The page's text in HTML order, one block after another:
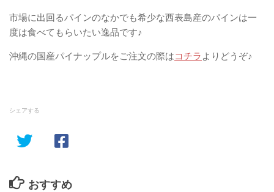
市場に出回るパインのなかでも希少な西表島産のパインは一
度は食べてもらいたい逸品です♪
沖縄の国産パイナップルをご注文の際はコチラ よりどうぞ♪
シェアする
おすすめ